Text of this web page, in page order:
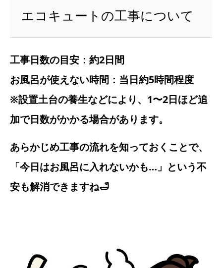
エコキュートの工事について
工事日数の目安：約2日間
お風呂が使えない時間：当日約5時間程度
※設置土台の養生などにより、1〜2日ほど追
加で日数がかかる場合があります。
あらかじめ工事の流れを知っておくことで、
「今日はお風呂に入れないかも…」という不
安も解消できますね🛁